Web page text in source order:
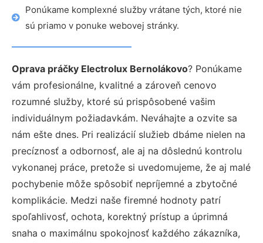
Ponúkame komplexné služby vrátane tých, ktoré nie
sú priamo v ponuke webovej stránky.
Oprava práčky Electrolux Bernolákovo? Ponúkame
vám profesionálne, kvalitné a zároveň cenovo
rozumné služby, ktoré sú prispôsobené vašim
individuálnym požiadavkám. Neváhajte a ozvite sa
nám ešte dnes. Pri realizácií služieb dbáme nielen na
precíznosť a odbornosť, ale aj na dôslednú kontrolu
vykonanej práce, pretože si uvedomujeme, že aj malé
pochybenie môže spôsobiť nepríjemné a zbytočné
komplikácie. Medzi naše firemné hodnoty patrí
spoľahlivosť, ochota, korektný prístup a úprimná
snaha o maximálnu spokojnosť každého zákazníka,